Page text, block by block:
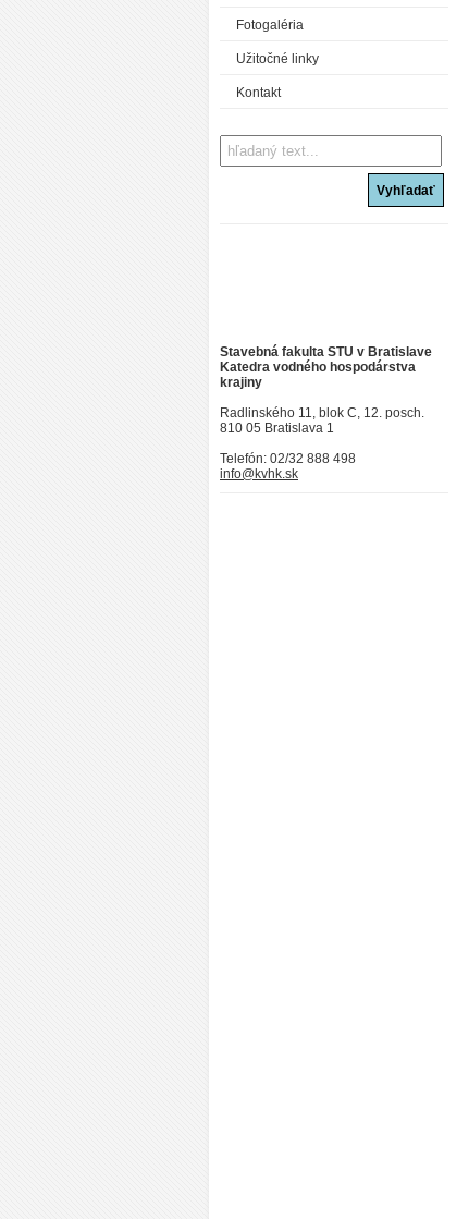
Fotogaléria
Užitočné linky
Kontakt
Stavebná fakulta STU v Bratislave
Katedra vodného hospodárstva
krajiny
Radlinského 11, blok C, 12. posch.
810 05 Bratislava 1
Telefón: 02/32 888 498
info@kvhk.sk